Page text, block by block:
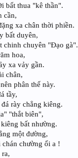
bất thua "kê thần".
cần,
xa chân thời phiền.
bất duyên,
chinh chuyên "Đạo gà".
hoa,
xa vảy gần.
chân,
phân thế này.
tầy,
rày chẳng kiêng.
"thắt biên",
bất nhường.
một đường,
chường ối a !